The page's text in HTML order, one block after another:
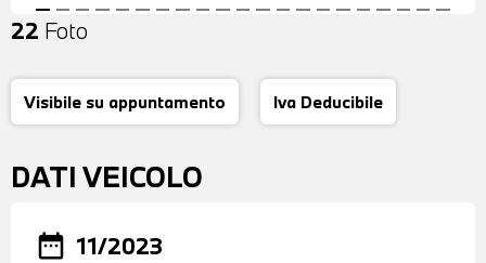
22 Foto
Visibile su appuntamento Iva Deducibile
DATI VEICOLO
date_range 11/2023